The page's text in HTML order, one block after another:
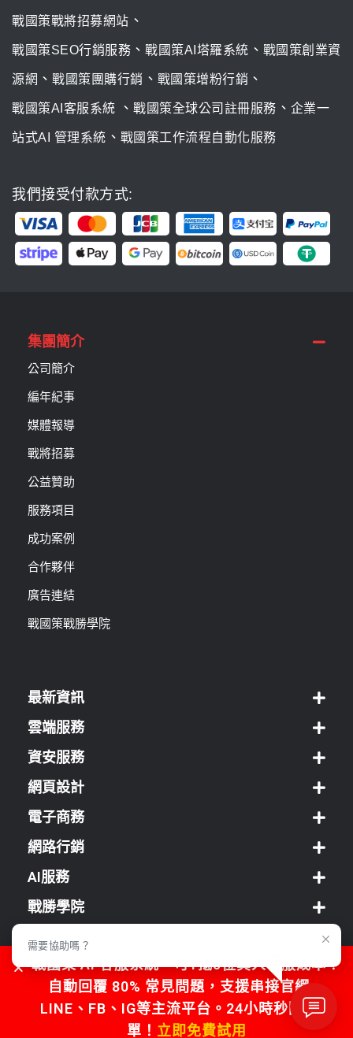
戰國策戰將招募網站 、
戰國策SEO行銷服務 、 戰國策AI塔羅系統 、 戰國策創業資
源網 、 戰國策團購行銷 、 戰國策增粉行銷 、
戰國策AI客服系統 、 戰國策全球公司註冊服務 、 企業一
站式AI 管理系統 、 戰國策工作流程自動化服務
我們接受付款方式:
集團簡介
公司簡介
編年紀事
媒體報導
戰將招募
公益贊助
服務項目
成功案例
合作夥伴
廣告連結
戰國策戰勝學院
最新資訊
雲端服務
資安服務
網頁設計
電子商務
網路行銷
AI服務
戰勝學院
經銷方案
客服中心
戰國策 AI 客服系統，可1抵5位真人客服成本！
自動回覆 80% 常見問題，支援串接官網、
LINE、FB、IG等主流平台。24小時秒回不漏
單！ 立即免費試用
需要協助嗎？